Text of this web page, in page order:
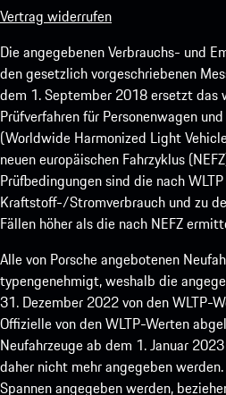
Vertrag widerrufen
Die angegebenen Verbrauchs- und
den gesetzlich vorgeschriebenen
dem 1. September 2018 ersetzt
Prüfverfahren für Personenwagen
(Worldwide Harmonized Light
neuen europäischen Fahrzyklus
Prüfbedingungen sind die nach
Kraftstoff-/Stromverbrauch und zu
Fällen höher als die nach NEFZ
Alle von Porsche angebotenen
typengenehmigt, weshalb die
31. Dezember 2022 von den WLTP-
Offizielle von den WLTP-Werten
Neufahrzeuge ab dem 1. Januar
daher nicht mehr angegeben
Spannen angegeben werden,